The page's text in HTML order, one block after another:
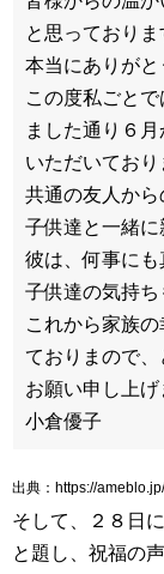
と思っておりま
本当にありがと
この度私ごと
ました通り６
いただいており
共通の友人から
子供達と一緒に
彼は、何事にも
子供達の気持ち
これから家族
ておりまので
お願い申し上げ
小倉優子
出典：https://
そして、２８日
と題し、祝福の